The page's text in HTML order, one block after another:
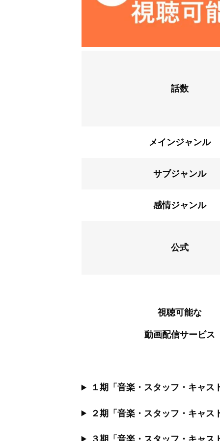
話数
メインジャンル
サブジャンル
感情ジャンル
公式
視聴可能な
動画配信サービス
１期「音楽・スタッフ・キャス
２期「音楽・スタッフ・キャス
３期「音楽・スタッフ・キャス